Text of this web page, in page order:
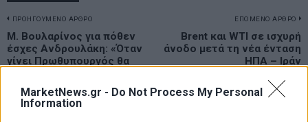
MarketNews.gr - Do Not Process My Personal
Information
Πλοήγηση
άρθρων
ΠΡΟΗΓΟΥΜΕΝΟ ΑΡΘΡΟ
Previous
post:
Μ. Βουλαρίνος για πόθεν
έσχες Ανδρουλάκη: «Όταν
γίνει Πρωθυπουργός θα
στην Ελλάδα»
ΕΠΟΜΕΝΟ ΑΡΘΡΟ
Brent και WTI σε ισχυρή
άνοδο μετά τη νέα ένταση
ΗΠΑ – Ιράν